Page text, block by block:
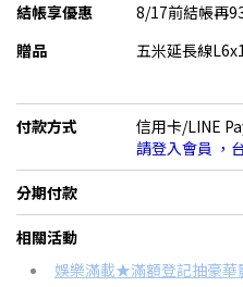
結帳享優惠
8/17前結帳再
贈品
五米延長線
付款方式
信用卡/LINE
請登入會員 ，
分期付款
＊實際可分期數、適用利率，請
信用卡分期
相關活動
娛樂滿載★滿額登記抽豪華